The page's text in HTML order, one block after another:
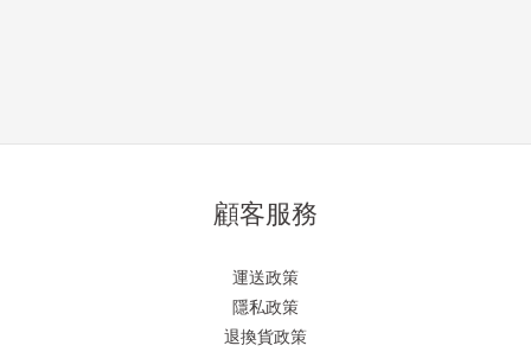
顧客服務
運送政策
隱私政策
退換貨政策